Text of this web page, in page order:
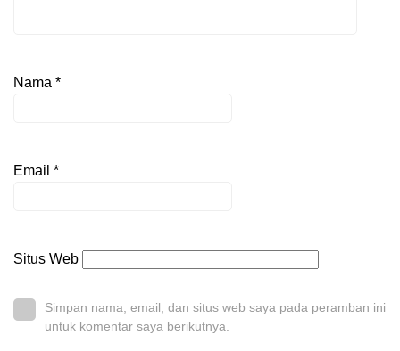
Nama *
Email *
Situs Web
Simpan nama, email, dan situs web saya pada peramban ini
untuk komentar saya berikutnya.